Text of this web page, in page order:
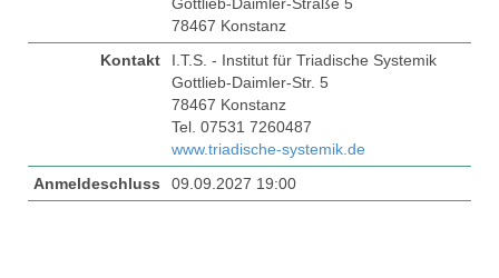
78467 Konstanz
Kontakt
I.T.S. - Institut für Triadische Systemik
Gottlieb-Daimler-Str. 5
78467 Konstanz
Tel. 07531 7260487
www.triadische-systemik.de
Anmeldeschluss
09.09.2027 19:00